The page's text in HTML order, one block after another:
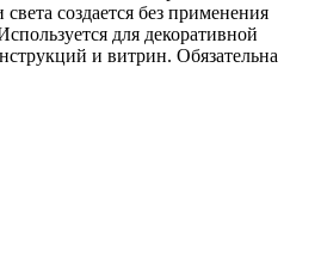
создается без применения
для декоративной
и витрин. Обязательна